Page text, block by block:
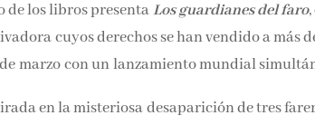
de los libros presentaLos guardianes del faro
cuyos derechos se han vendido a
marzo con un lanzamiento mundial
en la misteriosa desaparición de tres